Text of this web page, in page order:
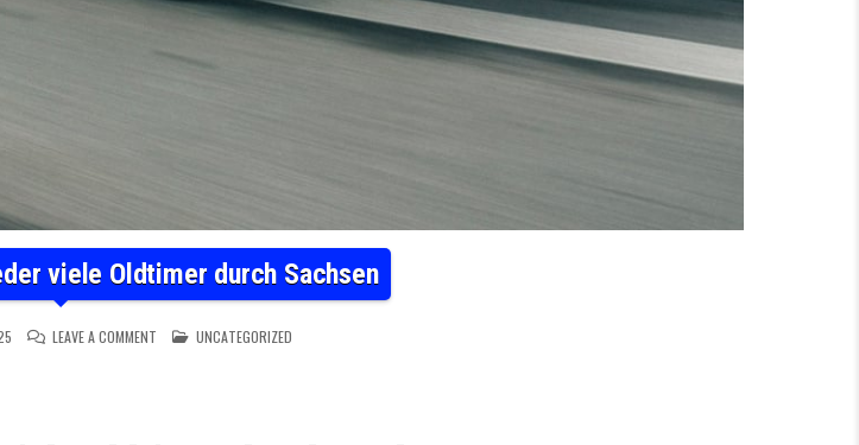
viele Oldtimer durch Sachsen
LEAVE A COMMENT ON DARUM CRUISEN BALD WIEDER VIELE OLDTIMER DURCH SACHSEN
POSTED IN
UNCATEGORIZED